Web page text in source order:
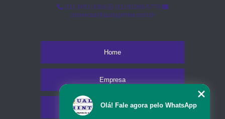
(11) 3451-3366
(11) 91098-5778
comercial@qualyprinter.com.br
Home
Empresa
Missão
Olá! Fale agora pelo WhatsApp